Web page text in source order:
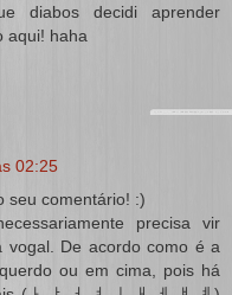
diabos decidi aprender
aqui! haha
02:25
seu comentário! :)
precisa vir
vogal. De acordo como é a
ou em cima, pois há